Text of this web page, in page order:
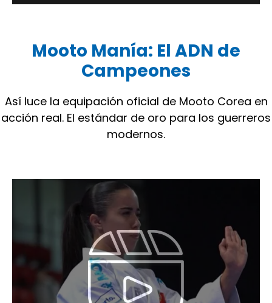
Mooto Manía: El ADN de
Campeones
Así luce la equipación oficial de Mooto Corea en
acción real. El estándar de oro para los guerreros
modernos.